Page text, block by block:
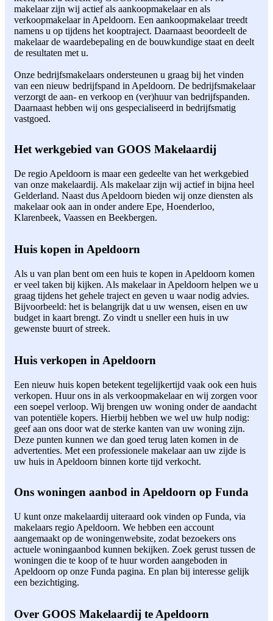
makelaar zijn wij actief als aankoopmakelaar en als
verkoopmakelaar in Apeldoorn. Een aankoopmakelaar treedt
namens u op tijdens het kooptraject. Daarnaast beoordeelt de
makelaar de waardebepaling en de bouwkundige staat en deelt
de resultaten met u.
Onze bedrijfsmakelaars ondersteunen u graag bij het vinden
van een nieuw bedrijfspand in Apeldoorn. De bedrijfsmakelaar
verzorgt de aan- en verkoop en (ver)huur van bedrijfspanden.
Daarnaast hebben wij ons gespecialiseerd in bedrijfsmatig
vastgoed.
Het werkgebied van GOOS Makelaardij
De regio Apeldoorn is maar een gedeelte van het werkgebied
van onze makelaardij. Als makelaar zijn wij actief in bijna heel
Gelderland. Naast dus Apeldoorn bieden wij onze diensten als
makelaar ook aan in onder andere Epe, Hoenderloo,
Klarenbeek, Vaassen en Beekbergen.
Huis kopen in Apeldoorn
Als u van plan bent om een huis te kopen in Apeldoorn komen
er veel taken bij kijken. Als makelaar in Apeldoorn helpen we u
graag tijdens het gehele traject en geven u waar nodig advies.
Bijvoorbeeld: het is belangrijk dat u uw wensen, eisen en uw
budget in kaart brengt. Zo vindt u sneller een huis in uw
gewenste buurt of streek.
Huis verkopen in Apeldoorn
Een nieuw huis kopen betekent tegelijkertijd vaak ook een huis
verkopen. Huur ons in als verkoopmakelaar en wij zorgen voor
een soepel verloop. Wij brengen uw woning onder de aandacht
van potentiële kopers. Hierbij hebben we wel uw hulp nodig:
geef aan ons door wat de sterke kanten van uw woning zijn.
Deze punten kunnen we dan goed terug laten komen in de
advertenties. Met een professionele makelaar aan uw zijde is
uw huis in Apeldoorn binnen korte tijd verkocht.
Ons woningen aanbod in Apeldoorn op Funda
U kunt onze makelaardij uiteraard ook vinden op Funda, via
makelaars regio Apeldoorn. We hebben een account
aangemaakt op de woningenwebsite, zodat bezoekers ons
actuele woningaanbod kunnen bekijken. Zoek gerust tussen de
woningen die te koop of te huur worden aangeboden in
Apeldoorn op onze Funda pagina. En plan bij interesse gelijk
een bezichtiging.
Over GOOS Makelaardij te Apeldoorn